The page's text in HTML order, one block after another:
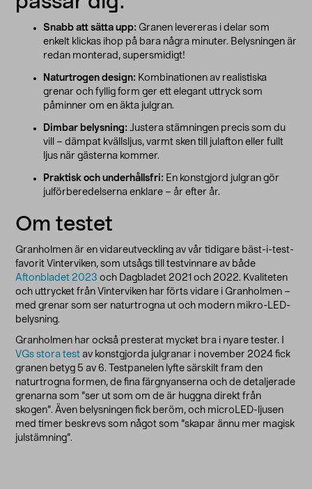
Snabb att sätta upp: Granen levereras i delar som
enkelt klickas ihop på bara några minuter. Belysningen är
redan monterad, supersmidigt!
Naturtrogen design: Kombinationen av realistiska
grenar och fyllig form ger ett elegant uttryck som
påminner om en äkta julgran.
Dimbar belysning: Justera stämningen precis som du
vill – dämpat kvällsljus, varmt sken till julafton eller fullt
ljus när gästerna kommer.
Praktisk och underhållsfri: En konstgjord julgran gör
julförberedelserna enklare – år efter år.
Om testet
Granholmen är en vidareutveckling av vår tidigare bäst-i-test-
favorit Vinterviken, som utsågs till testvinnare av både
Aftonbladet 2023 och Dagbladet 2021 och 2022. Kvaliteten
och uttrycket från Vinterviken har förts vidare i Granholmen –
med grenar som ser naturtrogna ut och modern mikro-LED-
belysning.
Granholmen har också presterat mycket bra i nyare tester. I
VGs stora test av konstgjorda julgranar i november 2024 fick
granen betyg 5 av 6. Testpanelen lyfte särskilt fram den
naturtrogna formen, de fina färgnyanserna och de detaljerade
grenarna som ”ser ut som om de är huggna direkt från
skogen”. Även belysningen fick beröm, och microLED-ljusen
med timer beskrevs som något som ”skapar ännu mer magisk
julstämning”.